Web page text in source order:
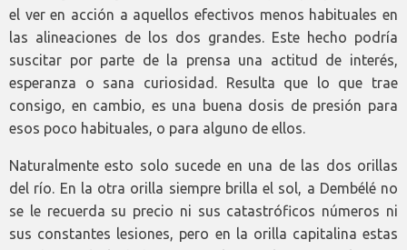
el ver en acción a aquellos efectivos menos habituales en
las alineaciones de los dos grandes. Este hecho podría
suscitar por parte de la prensa una actitud de interés,
esperanza o sana curiosidad. Resulta que lo que trae
consigo, en cambio, es una buena dosis de presión para
esos poco habituales, o para alguno de ellos.
Naturalmente esto solo sucede en una de las dos orillas
del río. En la otra orilla siempre brilla el sol, a Dembélé no
se le recuerda su precio ni sus catastróficos números ni
sus constantes lesiones, pero en la orilla capitalina estas